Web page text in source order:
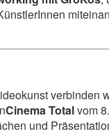
verbinden
Cinema Totalvom
und